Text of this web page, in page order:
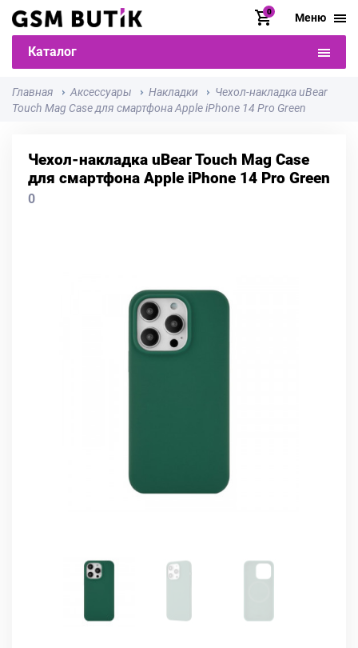
0 Меню
Каталог
Главная Аксессуары Накладки
Чехол-накладка uBear
Touch Mag Case для смартфона Apple iPhone 14 Pro Green
Чехол-накладка uBear Touch Mag Case
для смартфона Apple iPhone 14 Pro Green
0